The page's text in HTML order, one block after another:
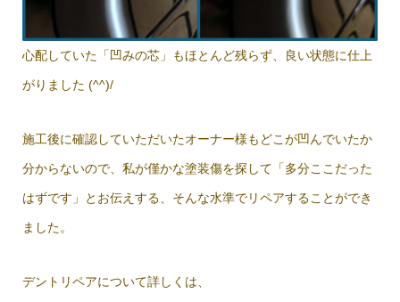
心配していた「凹みの芯」もほとんど残らず、良い状態に仕上
がりました (^^)/
施工後に確認していただいたオーナー様もどこが凹んでいたか
分からないので、私が僅かな塗装傷を探して「多分ここだった
はずです」とお伝えする、そんな水準でリペアすることができ
ました。
デントリペアについて詳しくは、